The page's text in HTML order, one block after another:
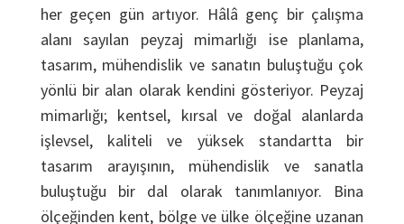
her geçen gün artıyor. Hâlâ genç bir çalışma
alanı sayılan peyzaj mimarlığı ise planlama,
tasarım, mühendislik ve sanatın buluştuğu çok
yönlü bir alan olarak kendini gösteriyor. Peyzaj
mimarlığı; kentsel, kırsal ve doğal alanlarda
işlevsel, kaliteli ve yüksek standartta bir
tasarım arayışının, mühendislik ve sanatla
buluştuğu bir dal olarak tanımlanıyor. Bina
ölçeğinden kent, bölge ve ülke ölçeğine uzanan